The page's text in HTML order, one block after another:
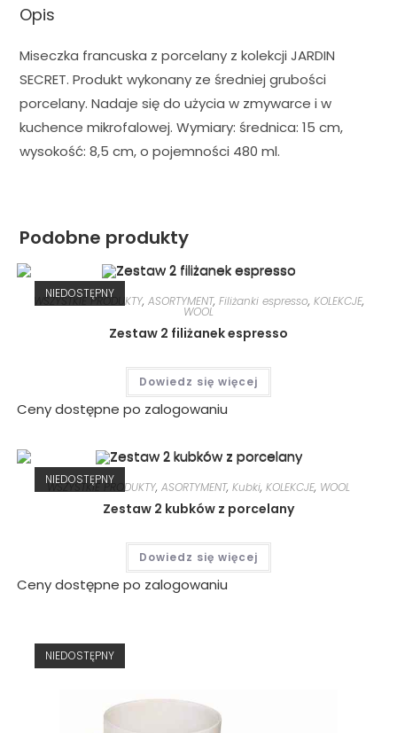
Opis
Miseczka francuska z porcelany z kolekcji JARDIN
SECRET. Produkt wykonany ze średniej grubości
porcelany. Nadaje się do użycia w zmywarce i w
kuchence mikrofalowej. Wymiary: średnica: 15 cm,
wysokość: 8,5 cm, o pojemności 480 ml.
Podobne produkty
NIEDOSTĘPNY
WSZYSTKIE PRODUKTY, ASORTYMENT, Filiżanki espresso, KOLEKCJE,
WOOL
Zestaw 2 filiżanek espresso
Dowiedz się więcej
Ceny dostępne po zalogowaniu
NIEDOSTĘPNY
WSZYSTKIE PRODUKTY, ASORTYMENT, Kubki, KOLEKCJE, WOOL
Zestaw 2 kubków z porcelany
Dowiedz się więcej
Ceny dostępne po zalogowaniu
NIEDOSTĘPNY